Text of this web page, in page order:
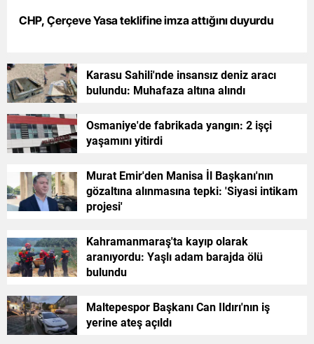
Kilis
Osmaniye
Düzce
CHP, Çerçeve Yasa teklifine imza attığını duyurdu
Karasu Sahili'nde insansız deniz aracı
bulundu: Muhafaza altına alındı
Osmaniye'de fabrikada yangın: 2 işçi
yaşamını yitirdi
Murat Emir'den Manisa İl Başkanı'nın
gözaltına alınmasına tepki: 'Siyasi intikam
projesi'
Kahramanmaraş'ta kayıp olarak
aranıyordu: Yaşlı adam barajda ölü
bulundu
Maltepespor Başkanı Can Ildırı'nın iş
yerine ateş açıldı